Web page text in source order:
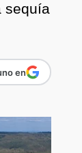
sequía
en